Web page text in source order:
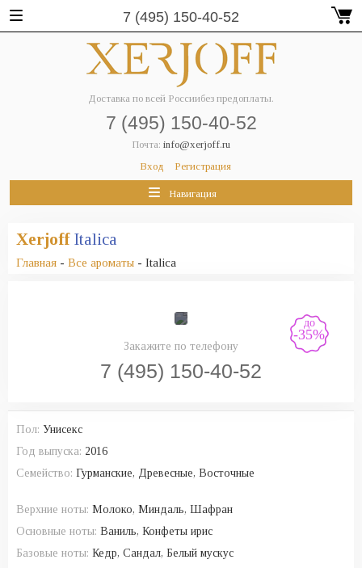
7 (495) 150-40-52
Доставка по всей Россиибез предоплаты.
7 (495) 150-40-52
Почта: info@xerjoff.ru
Вход
Регистрация
Навигация
XerjoffItalica
Главная - Все ароматы - Italica
до
-35%
Закажите по телефону
7 (495) 150-40-52
Пол: Унисекс
Год выпуска: 2016
Семейство: Гурманские, Древесные, Восточные
Верхние ноты: Молоко, Миндаль, Шафран
Основные ноты: Ваниль, Конфеты ирис
Базовые ноты: Кедр, Сандал, Белый мускус